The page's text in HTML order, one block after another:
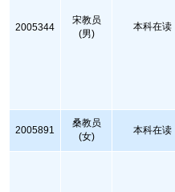
2005344
宋教员
(男)
本科在读
2005891
桑教员
(女)
本科在读